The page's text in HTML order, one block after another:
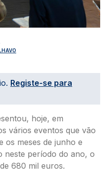
Registe-se para
hoje, em
vários eventos que vão
os meses de junho e
neste período do ano, o
680 mil euros.